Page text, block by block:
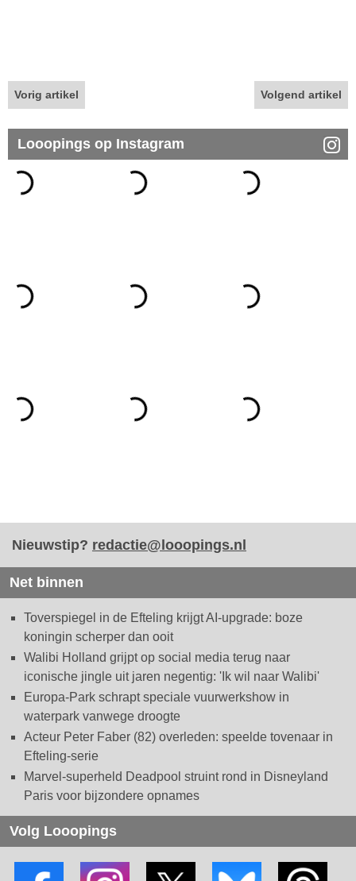
Vorig artikel Volgend artikel
Looopings op Instagram
Nieuwstip? redactie@looopings.nl
Net binnen
Toverspiegel in de Efteling krijgt AI-upgrade: boze
koningin scherper dan ooit
Walibi Holland grijpt op social media terug naar
iconische jingle uit jaren negentig: 'Ik wil naar Walibi'
Europa-Park schrapt speciale vuurwerkshow in
waterpark vanwege droogte
Acteur Peter Faber (82) overleden: speelde tovenaar in
Efteling-serie
Marvel-superheld Deadpool struint rond in Disneyland
Paris voor bijzondere opnames
Volg Looopings